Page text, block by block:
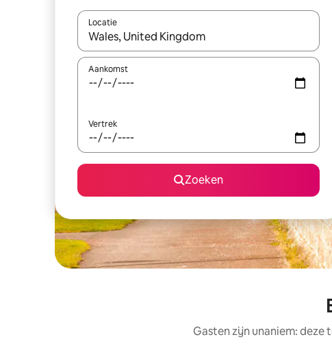
Locatie
Wanneer er resultaten beschikbaar zijn, maak je een
Aankomst
Vertrek
Zoeken
Gasten zijn unaniem: deze